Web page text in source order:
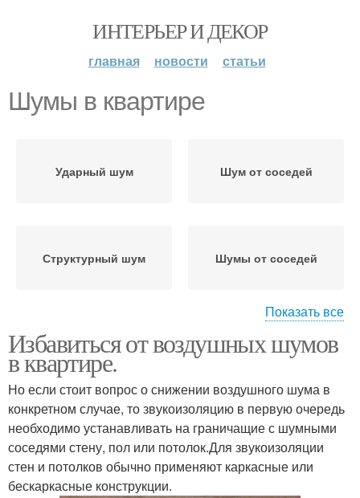
ИНТЕРЬЕР И ДЕКОР
главная новости статьи
Шумы в квартире
Ударный шум Шум от соседей
Структурный шум Шумы от соседей
Шум на окна
мест
Шумоподавление в
квартире
Показать все
Избавиться от воздушных шумов
в квартире.
Но если стоит вопрос о снижении воздушного шума в
конкретном случае, то звукоизоляцию в первую очередь
необходимо устанавливать на граничащие с шумными
соседями стену, пол или потолок.Для звукоизоляции
стен и потолков обычно применяют каркасные или
бескаркасные конструкции.